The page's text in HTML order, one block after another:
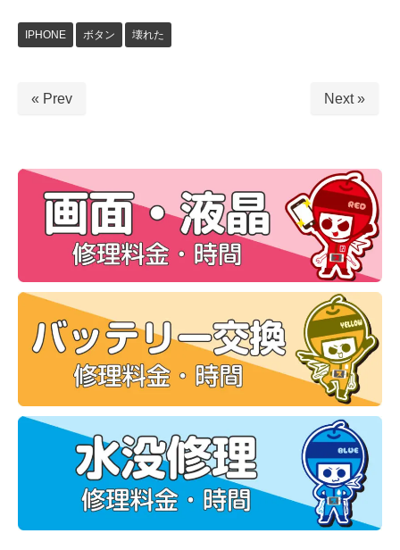
IPHONE ボタン 壊れた
« Prev Next »